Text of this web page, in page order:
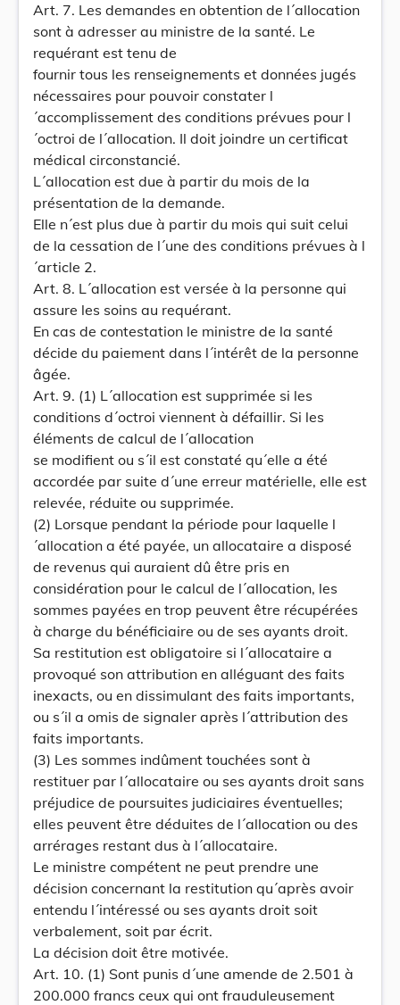
Art. 7. Les demandes en obtention de l´allocation
sont à adresser au ministre de la santé. Le
requérant est tenu de
fournir tous les renseignements et données jugés
nécessaires pour pouvoir constater l
´accomplissement des conditions prévues pour l
´octroi de l´allocation. Il doit joindre un certificat
médical circonstancié.
L´allocation est due à partir du mois de la
présentation de la demande.
Elle n´est plus due à partir du mois qui suit celui
de la cessation de l´une des conditions prévues à l
´article 2.
Art. 8. L´allocation est versée à la personne qui
assure les soins au requérant.
En cas de contestation le ministre de la santé
décide du paiement dans l´intérêt de la personne
âgée.
Art. 9. (1) L´allocation est supprimée si les
conditions d´octroi viennent à défaillir. Si les
éléments de calcul de l´allocation
se modifient ou s´il est constaté qu´elle a été
accordée par suite d´une erreur matérielle, elle est
relevée, réduite ou supprimée.
(2) Lorsque pendant la période pour laquelle l
´allocation a été payée, un allocataire a disposé
de revenus qui auraient dû être pris en
considération pour le calcul de l´allocation, les
sommes payées en trop peuvent être récupérées
à charge du bénéficiaire ou de ses ayants droit.
Sa restitution est obligatoire si l´allocataire a
provoqué son attribution en alléguant des faits
inexacts, ou en dissimulant des faits importants,
ou s´il a omis de signaler après l´attribution des
faits importants.
(3) Les sommes indûment touchées sont à
restituer par l´allocataire ou ses ayants droit sans
préjudice de poursuites judiciaires éventuelles;
elles peuvent être déduites de l´allocation ou des
arrérages restant dus à l´allocataire.
Le ministre compétent ne peut prendre une
décision concernant la restitution qu´après avoir
entendu l´intéressé ou ses ayants droit soit
verbalement, soit par écrit.
La décision doit être motivée.
Art. 10. (1) Sont punis d´une amende de 2.501 à
200.000 francs ceux qui ont frauduleusement